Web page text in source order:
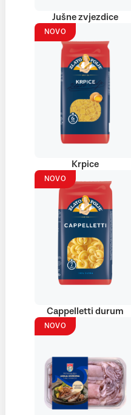
Jušne zvjezdice
NOVO
Krpice
NOVO
Cappelletti durum
NOVO